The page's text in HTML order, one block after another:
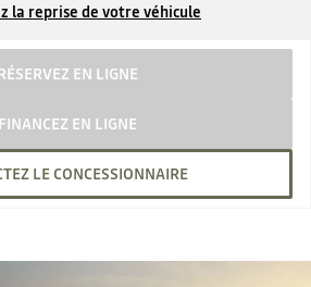
la reprise de votre véhicule
EN LIGNE
FINANCEZ EN LIGNE
LE CONCESSIONNAIRE